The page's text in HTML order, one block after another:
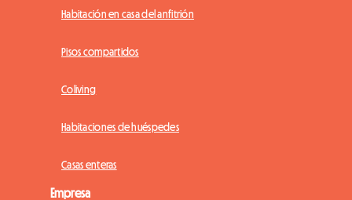
Habitación en casa del anfitrión
Pisos compartidos
Coliving
Habitaciones de huéspedes
Casas enteras
Empresa